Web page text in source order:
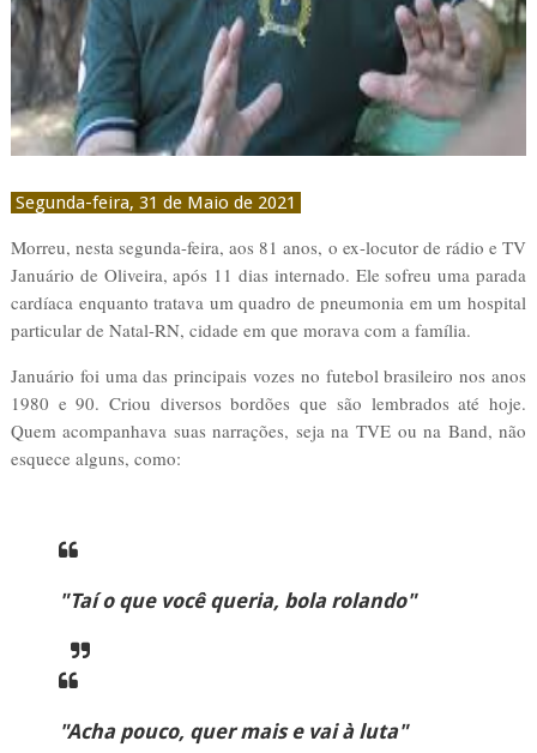
Segunda-feira, 31 de Maio de 2021
Morreu, nesta segunda-feira, aos 81 anos, o ex-locutor de rádio e TV
Januário de Oliveira, após 11 dias internado. Ele sofreu uma parada
cardíaca enquanto tratava um quadro de pneumonia em um hospital
particular de Natal-RN, cidade em que morava com a família.
Januário foi uma das principais vozes no futebol brasileiro nos anos
1980 e 90. Criou diversos bordões que são lembrados até hoje.
Quem acompanhava suas narrações, seja na TVE ou na Band, não
esquece alguns, como:
"Taí o que você queria, bola rolando"
"Acha pouco, quer mais e vai à luta"